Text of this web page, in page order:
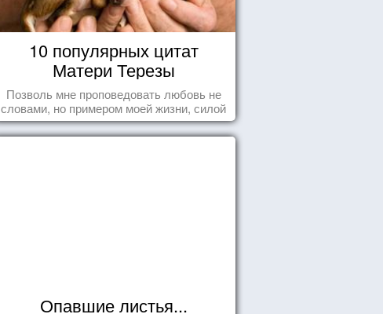
10 популярных цитат
Матери Терезы
Позволь мне проповедовать любовь не
словами, но примером моей жизни, силой
влечения, воодушевляющим влиянием ...
Опавшие листья...